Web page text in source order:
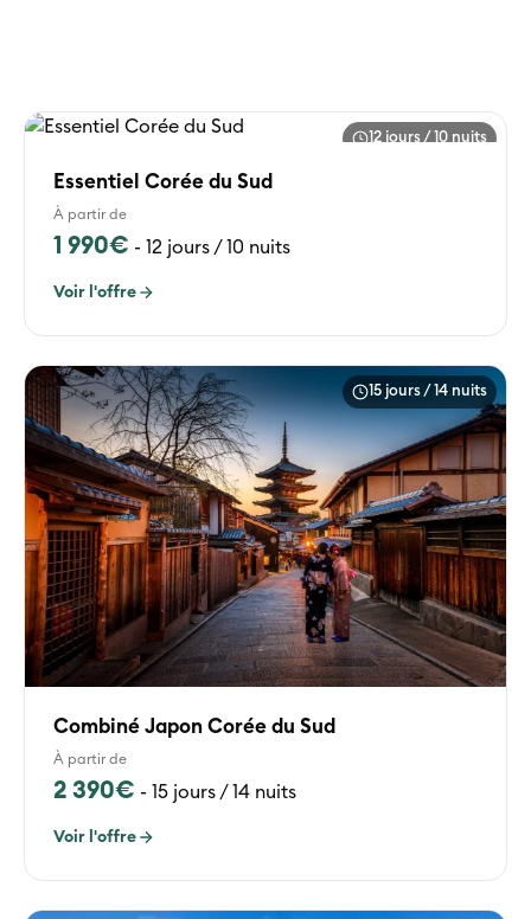
12 jours / 10 nuits
Essentiel Corée du Sud
À partir de
1 990€ - 12 jours / 10 nuits
Voir l'offre
15 jours / 14 nuits
Combiné Japon Corée du Sud
À partir de
2 390€ - 15 jours / 14 nuits
Voir l'offre